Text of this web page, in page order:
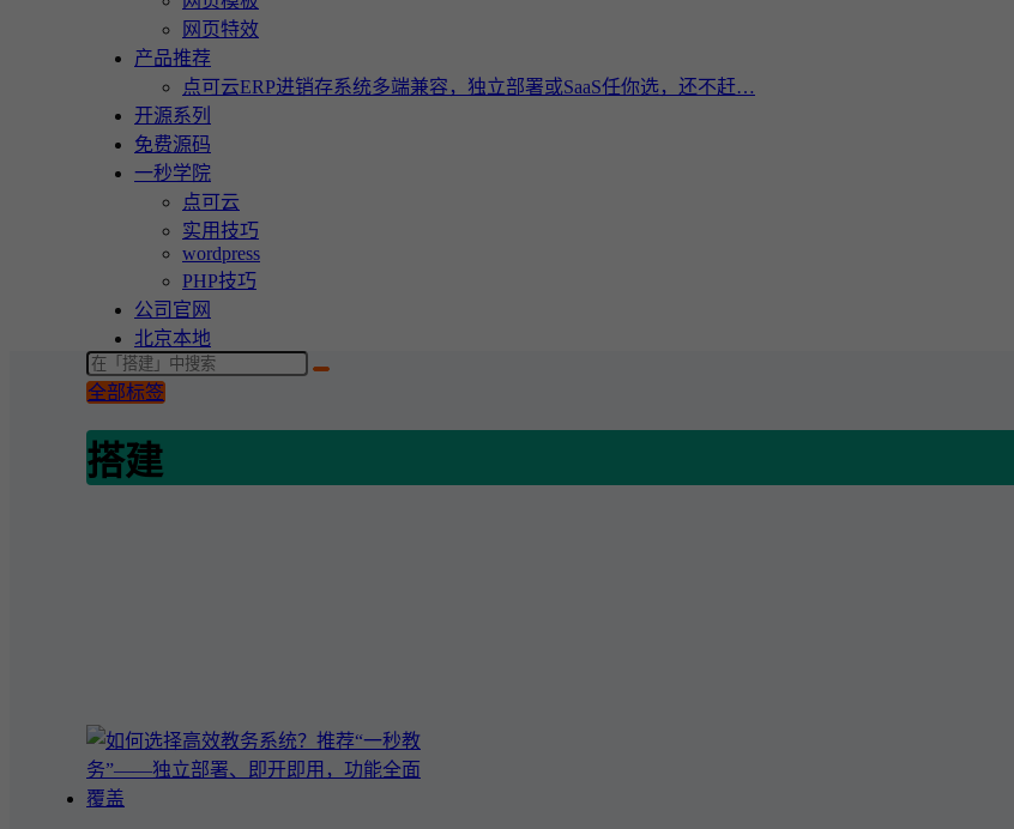
网页特效
产品推荐
点可云ERP进销存系统多端兼容，独立部署或SaaS任你选，还不赶…
开源系列
免费源码
一秒学院
点可云
实用技巧
wordpress
PHP技巧
公司官网
北京本地
全部标签
搭建